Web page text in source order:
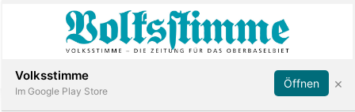
Abonnieren Anmelden
Volksstimme
Im Google Play Store
Öffnen ×